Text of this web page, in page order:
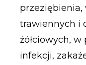
trawiennych i
żółciowych,
infekcji,